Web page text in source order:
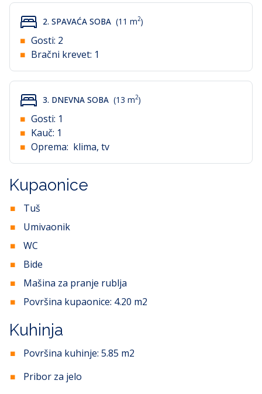
2. SPAVAĆA SOBA (11 m2)
Gosti: 2
Bračni krevet: 1
3. DNEVNA SOBA (13 m2)
Gosti: 1
Kauč: 1
Oprema: klima, tv
Kupaonice
Tuš
Umivaonik
WC
Bide
Mašina za pranje rublja
Površina kupaonice: 4.20 m2
Kuhinja
Površina kuhinje: 5.85 m2
Pribor za jelo